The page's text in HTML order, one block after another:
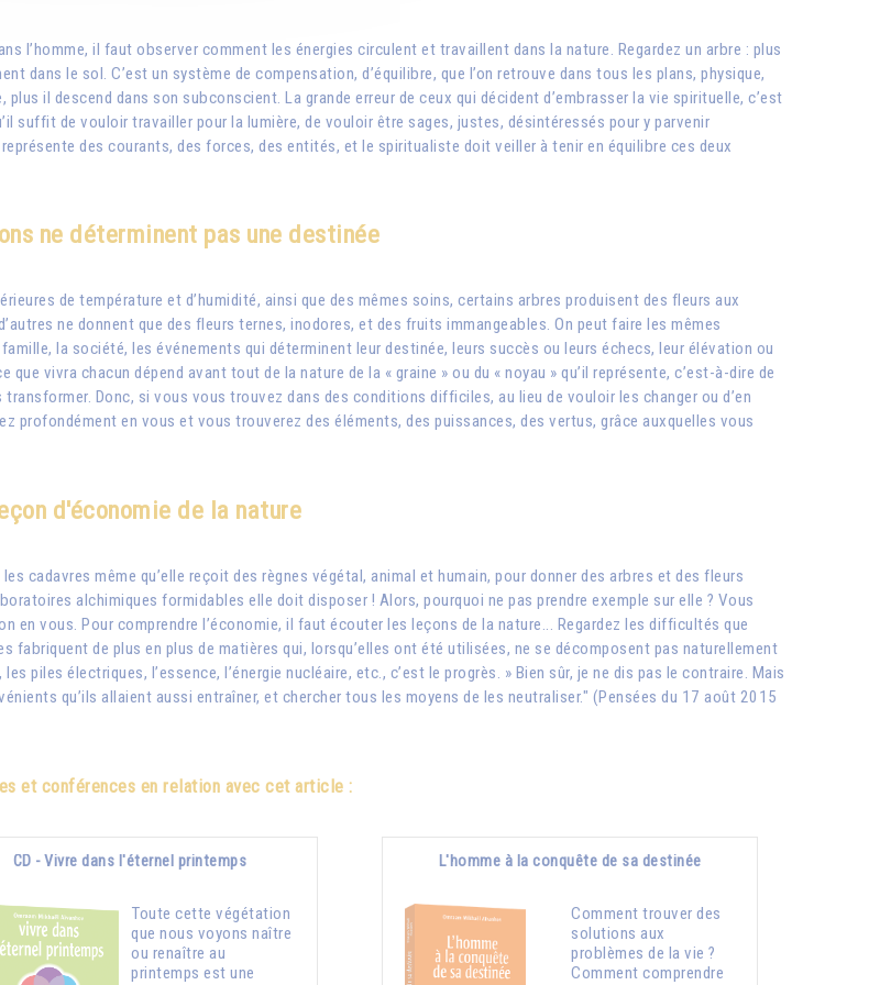
l’homme, il faut observer comment les énergies circulent et travaillent dans la nature. Regardez un arbre : plus
dans le sol. C’est un système de compensation, d’équilibre, que l’on retrouve dans tous les plans, physique,
il descend dans son subconscient. La grande erreur de ceux qui décident d’embrasser la vie spirituelle, c’est
suffit de vouloir travailler pour la lumière, de vouloir être sages, justes, désintéressés pour y parvenir
des courants, des forces, des entités, et le spiritualiste doit veiller à tenir en équilibre ces deux
ne déterminent pas une destinée
de température et d’humidité, ainsi que des mêmes soins, certains arbres produisent des fleurs aux
ne donnent que des fleurs ternes, inodores, et des fruits immangeables. On peut faire les mêmes
la société, les événements qui déterminent leur destinée, leurs succès ou leurs échecs, leur élévation ou
vivra chacun dépend avant tout de la nature de la « graine » ou du « noyau » qu’il représente, c’est-à-dire de
Donc, si vous vous trouvez dans des conditions difficiles, au lieu de vouloir les changer ou d’en
profondément en vous et vous trouverez des éléments, des puissances, des vertus, grâce auxquelles vous
d'économie de la nature
cadavres même qu’elle reçoit des règnes végétal, animal et humain, pour donner des arbres et des fleurs
alchimiques formidables elle doit disposer ! Alors, pourquoi ne pas prendre exemple sur elle ? Vous
en vous. Pour comprendre l’économie, il faut écouter les leçons de la nature... Regardez les difficultés que
fabriquent de plus en plus de matières qui, lorsqu’elles ont été utilisées, ne se décomposent pas naturellement
piles électriques, l’essence, l’énergie nucléaire, etc., c’est le progrès. » Bien sûr, je ne dis pas le contraire. Mais
qu’ils allaient aussi entraîner, et chercher tous les moyens de les neutraliser." (Pensées du 17 août 2015
et conférences en relation avec cet article :
CD - Vivre dans l'éternel printemps
Toute cette végétation
que nous voyons naître
ou renaître au
printemps est une
L'homme à la conquête de sa destinée
Comment trouver des
solutions aux
problèmes de la vie ?
Comment comprendre